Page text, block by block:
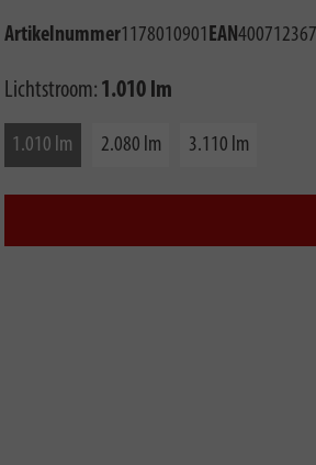
Artikelnummer1178010901 EAN
Lichtstroom: 1.010 lm
1.010 lm 2.080 lm 3.110 lm